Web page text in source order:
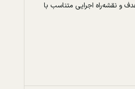
و نقشه‌راه اجرایی متناسب با